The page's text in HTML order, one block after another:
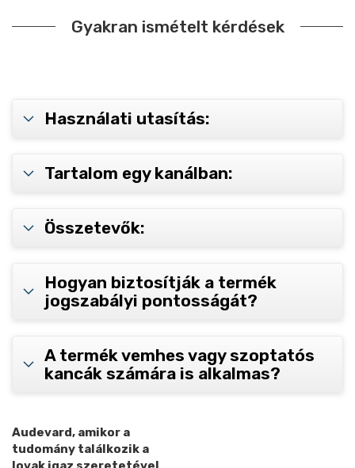
Gyakran ismételt kérdések
Használati utasítás:
Tartalom egy kanálban:
Összetevők:
Hogyan biztosítják a termék
jogszabályi pontosságát?
A termék vemhes vagy szoptatós
kancák számára is alkalmas?
Audevard, amikor a
tudomány találkozik a